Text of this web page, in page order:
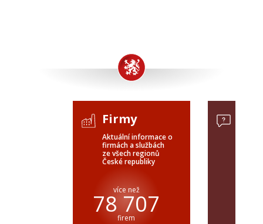
Firmy
Aktuální informace o
firmách a službách
ze všech regionů
České republiky
více než
78 707
firem